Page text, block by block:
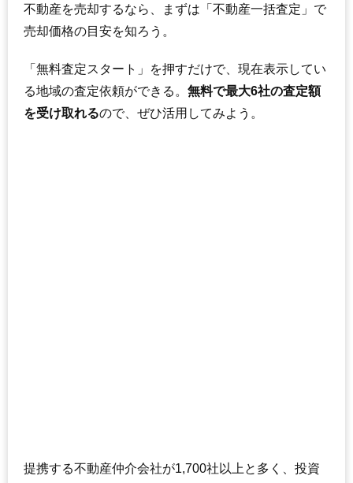
不動産を売却するなら、まずは「不動産一括査定」で
売却価格の目安を知ろう。
「無料査定スタート」を押すだけで、現在表示してい
る地域の査定依頼ができる。 無料で最大6社の査定額
を受け取れるので、ぜひ活用してみよう。
提携する不動産仲介会社が1,700社以上と多く、投資